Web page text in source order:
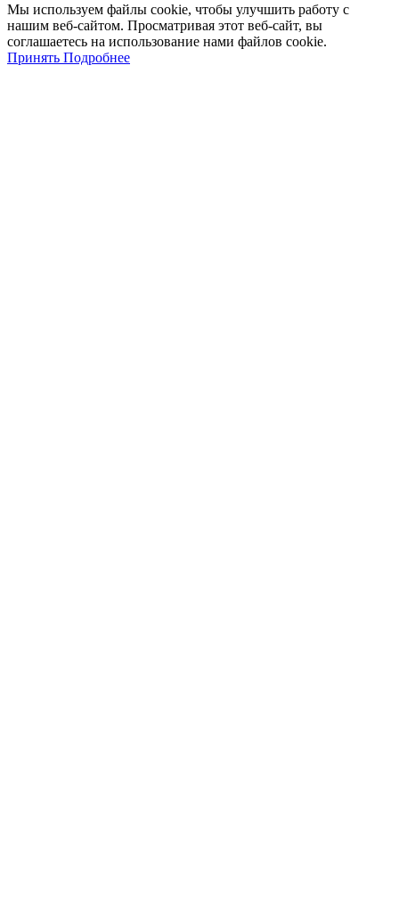
Мы используем файлы cookie, чтобы улучшить работу с
нашим веб-сайтом. Просматривая этот веб-сайт, вы
соглашаетесь на использование нами файлов cookie.
Принять Подробнее